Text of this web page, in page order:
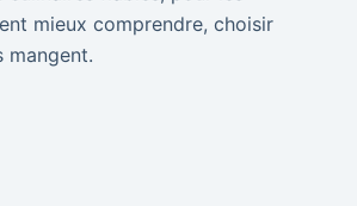
mieux comprendre, choisir
mangent.